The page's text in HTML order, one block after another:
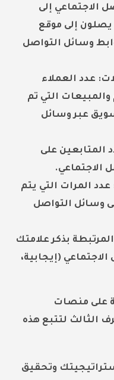
الاجتماعي إلى
يصلون إلى موقع
وسائل التواصل
عدد العملاء
التي تم
عبر وسائل
المتابعين على
الاجتماعي.
عدد المرات التي يتم
وسائل التواصل
بذكر علامتك
(إيجابية،
على منصات
الثالث لتتبع هذه
وتحقيق